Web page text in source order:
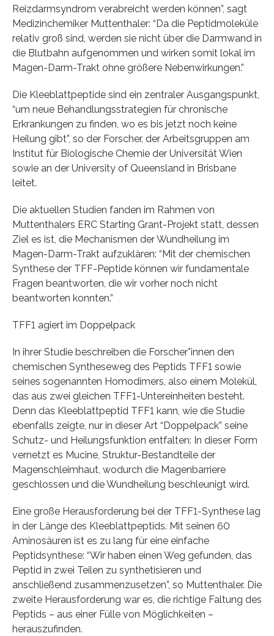
Reizdarmsyndrom verabreicht werden können”, sagt
Medizinchemiker Muttenthaler: “Da die Peptidmoleküle
relativ groß sind, werden sie nicht über die Darmwand in
die Blutbahn aufgenommen und wirken somit lokal im
Magen-Darm-Trakt ohne größere Nebenwirkungen.”
Die Kleeblattpeptide sind ein zentraler Ausgangspunkt,
“um neue Behandlungsstrategien für chronische
Erkrankungen zu finden, wo es bis jetzt noch keine
Heilung gibt”, so der Forscher, der Arbeitsgruppen am
Institut für Biologische Chemie der Universität Wien
sowie an der University of Queensland in Brisbane
leitet.
Die aktuellen Studien fanden im Rahmen von
Muttenthalers ERC Starting Grant-Projekt statt, dessen
Ziel es ist, die Mechanismen der Wundheilung im
Magen-Darm-Trakt aufzuklären: “Mit der chemischen
Synthese der TFF-Peptide können wir fundamentale
Fragen beantworten, die wir vorher noch nicht
beantworten konnten.”
TFF1 agiert im Doppelpack
In ihrer Studie beschreiben die Forscher*innen den
chemischen Syntheseweg des Peptids TFF1 sowie
seines sogenannten Homodimers, also einem Molekül,
das aus zwei gleichen TFF1-Untereinheiten besteht.
Denn das Kleeblattpeptid TFF1 kann, wie die Studie
ebenfalls zeigte, nur in dieser Art “Doppelpack” seine
Schutz- und Heilungsfunktion entfalten: In dieser Form
vernetzt es Mucine, Struktur-Bestandteile der
Magenschleimhaut, wodurch die Magenbarriere
geschlossen und die Wundheilung beschleunigt wird.
Eine große Herausforderung bei der TFF1-Synthese lag
in der Länge des Kleeblattpeptids. Mit seinen 60
Aminosäuren ist es zu lang für eine einfache
Peptidsynthese: “Wir haben einen Weg gefunden, das
Peptid in zwei Teilen zu synthetisieren und
anschließend zusammenzusetzen”, so Muttenthaler. Die
zweite Herausforderung war es, die richtige Faltung des
Peptids – aus einer Fülle von Möglichkeiten –
herauszufinden.